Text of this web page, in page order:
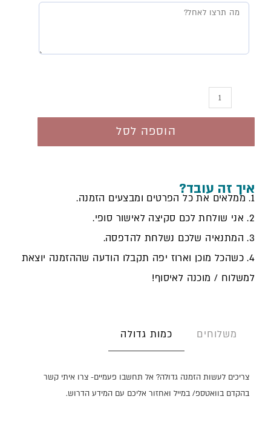
מזמור
הוספה לסל
איך זה עובד?
1. ממלאים את כל הפרטים ומבצעים הזמנה.
2. אני שולחת לכם סקיצה לאישור סופי.
3. המתנאיה שלכם נשלחת להדפסה.
4. כשהכל מוכן וארוז יפה תקבלו הודעה שההזמנה יוצאת
למשלוח / מוכנה לאיסוף!
משלוחים כמות גדולה
צריכים לעשות הזמנה גדולה? אל תחשבו פעמיים- צרו איתי קשר
בהקדם בוואטספ/ במייל ואחזור אליכם עם המידע הדרוש.